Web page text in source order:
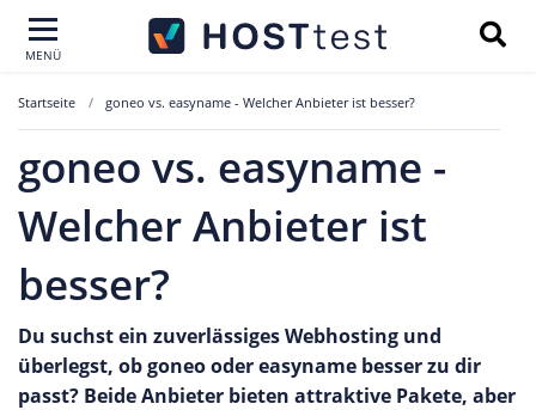
MENÜ
Startseite goneo vs. easyname - Welcher Anbieter ist besser?
goneo vs. easyname -
Welcher Anbieter ist
besser?
Du suchst ein zuverlässiges Webhosting und
überlegst, ob goneo oder easyname besser zu dir
passt? Beide Anbieter bieten attraktive Pakete, aber